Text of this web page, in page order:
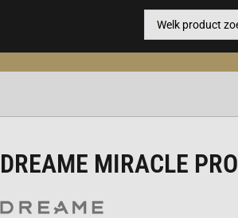
DREAME MIRACLE PRO